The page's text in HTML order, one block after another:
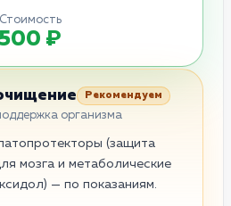
Стоимость
₽
Рекомендуем
организма
(защита
мозга и метаболические
— по показаниям.